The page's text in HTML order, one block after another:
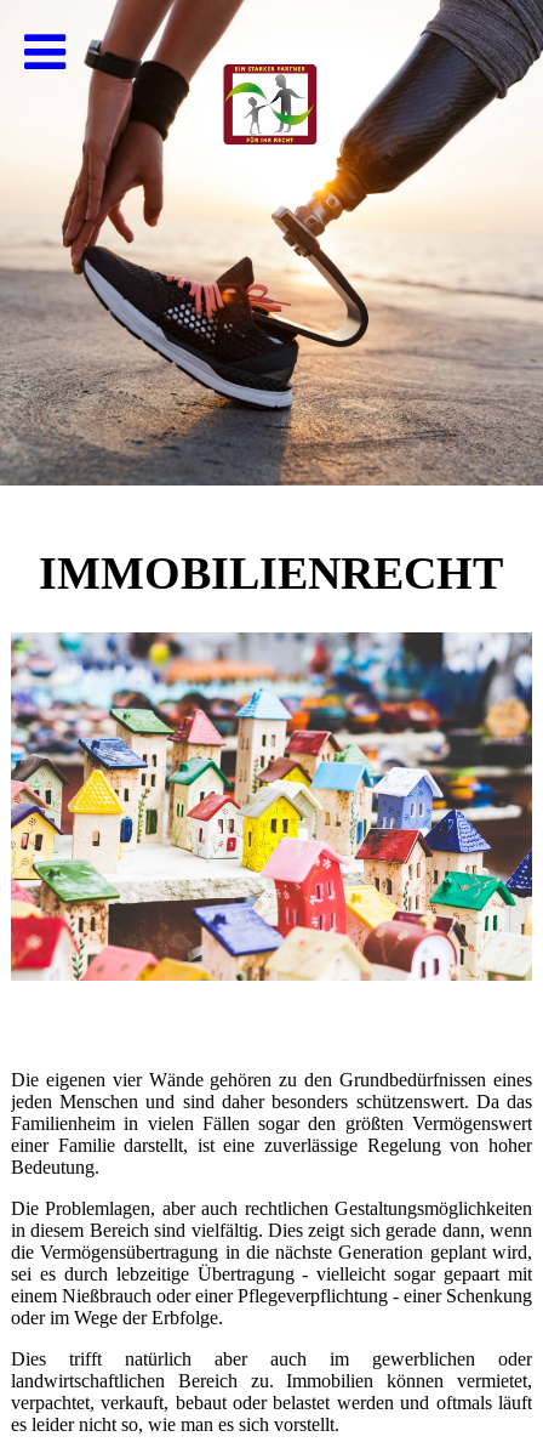
IMMOBILIENRECHT
Die eigenen vier Wände gehören zu den Grund­bedürfnissen eines
jeden Menschen und sind daher besonders schützenswert. Da das
Familienheim in vielen Fällen sogar den größten Vermögenswert
einer Familie darstellt, ist eine zuverlässige Regelung von hoher
Bedeutung.
Die Problemlagen, aber auch rechtlichen Gestaltungsmöglichkeiten
in diesem Bereich sind vielfältig. Dies zeigt sich gerade dann, wenn
die Vermögensübertragung in die nächste Generation geplant wird,
sei es durch lebzeitige Übertragung - vielleicht sogar gepaart mit
einem Nießbrauch oder einer Pflegeverpflichtung - einer Schenkung
oder im Wege der Erbfolge.
Dies trifft natürlich aber auch im gewerb­lichen oder
landwirtschaftlichen Bereich zu­. Immobilien können vermietet,
verpachtet, verkauft, bebaut oder belastet werden und oftmals läuft
es lei­der nicht so, wie man es sich vor­stellt.